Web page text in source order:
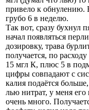
привело к обнулению.
грубо 6 в неделю.
Так вот, сразу бухнул
начал появляться
дозировку, трава
получается, по
15 мгл К, плюс 5 в
цифры совпадают с
калия подаётся
лью нитрат, у меня его
очень много.